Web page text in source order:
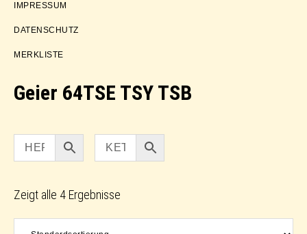
IMPRESSUM
DATENSCHUTZ
MERKLISTE
Geier 64TSE TSY TSB
Zeigt alle 4 Ergebnisse